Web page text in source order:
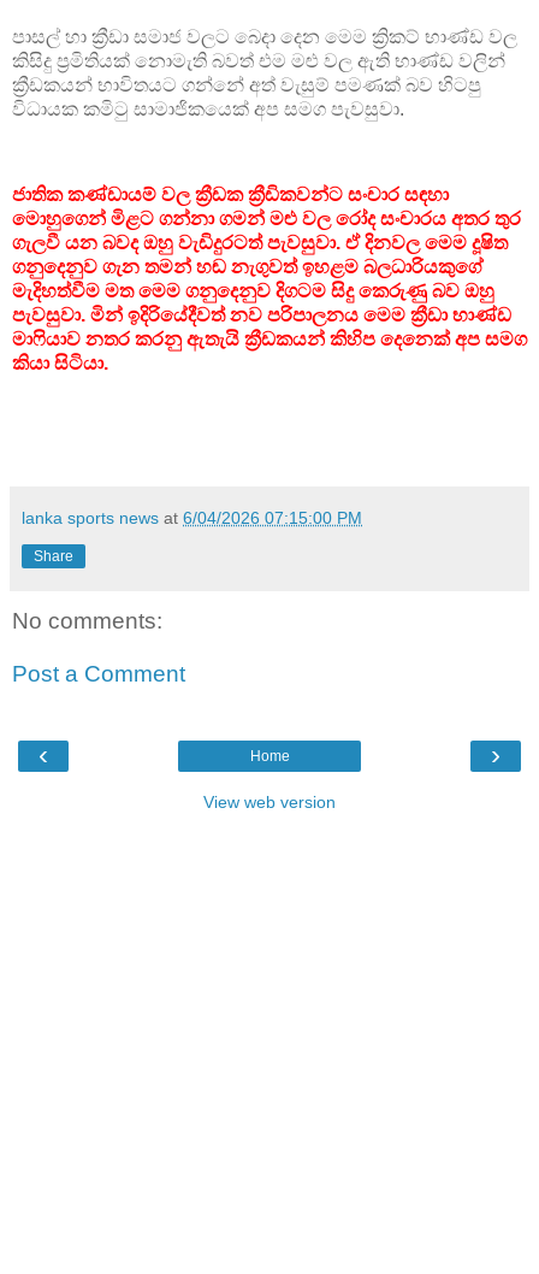
පාසල් හා ක්‍රීඩා සමාජ වලට බෙදා දෙන මෙම ක්‍රිකට් භාණ්ඩ වල
කිසිදු ප්‍රමිතියක් නොමැති බවත් එම මළු වල ඇති භාණ්ඩ වලින්
ක්‍රීඩකයන් භාවිතයට ගන්නේ අත් වැසුම් පමණක් බව හිටපු
විධායක කමිටු සාමාජිකයෙක් අප සමග පැවසුවා.
ජාතික කණ්ඩායම් වල ක්‍රීඩක ක්‍රීඩිකවන්ට ස‍ංචාර සඳහා
මොහුගෙන් මිළට ගන්නා ගමන් මළු වල රෝද සංචාරය අතර තුර
ගැලවී යන බවද ඔහු වැඩිදුරටත් පැවසුවා. ඒ දිනවල මෙම දූෂිත
ගනුදෙනුව ගැන තමන් හඬ නැගුවත් ඉහළම බලධාරියකුගේ
මැදිහත්වීම මත මෙම ගනුදෙනුව දිගටම සිදු කෙරුණු බව ඔහු
පැවසුවා. මින් ඉදිරියේදීවත් නව පරිපාලනය මෙම ක්‍රීඩා භාණ්ඩ
මාෆියාව නතර කරනු ඇතැයි ක්‍රීඩකයන් කිහිප දෙනෙක් අප සමග
කියා සිටියා.
lanka sports news at 6/04/2026 07:15:00 PM
Share
No comments:
Post a Comment
‹ ›
Home
View web version